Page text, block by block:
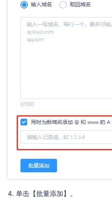
单击【批量添加】。